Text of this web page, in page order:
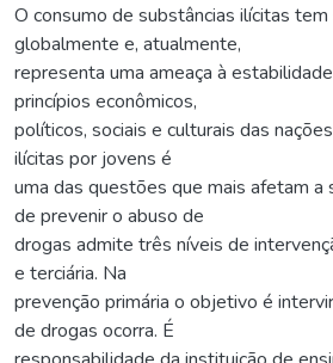
O consumo de substâncias ilícitas
globalmente e, atualmente,
representa uma ameaça à
princípios econômicos,
políticos, sociais e culturais das
ilícitas por jovens é
uma das questões que mais afetam a
de prevenir o abuso de
drogas admite três níveis de
e terciária. Na
prevenção primária o objetivo é
de drogas ocorra. É